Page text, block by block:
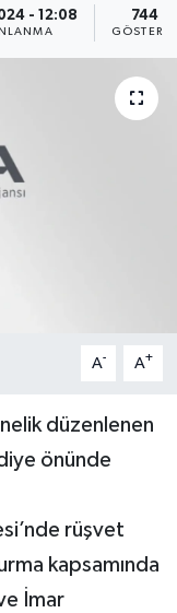
- 12:08 744
GÖSTERIM
A- A+
düzenlenen
önünde
rüşvet
kapsamında
İmar